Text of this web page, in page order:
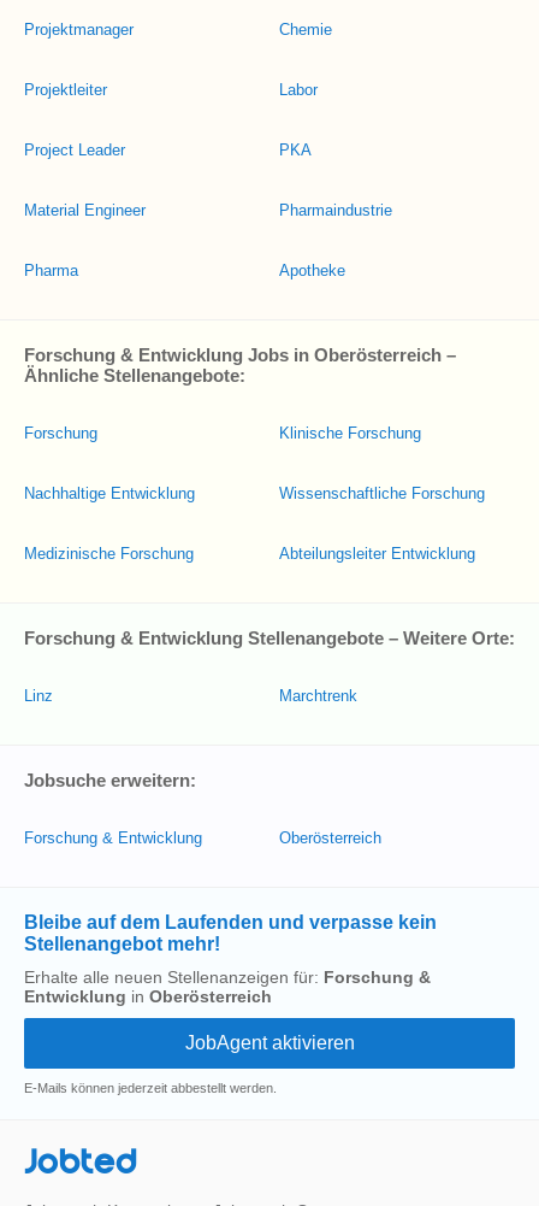
Projektmanager
Projektleiter
Project Leader
Material Engineer
Pharma
Chemie
Labor
PKA
Pharmaindustrie
Apotheke
Forschung & Entwicklung Jobs in Oberösterreich –
Ähnliche Stellenangebote:
Forschung
Nachhaltige Entwicklung
Medizinische Forschung
Klinische Forschung
Wissenschaftliche Forschung
Abteilungsleiter Entwicklung
Forschung & Entwicklung Stellenangebote – Weitere Orte:
Linz Marchtrenk
Jobsuche erweitern:
Forschung & Entwicklung Oberösterreich
Bleibe auf dem Laufenden und verpasse kein
Stellenangebot mehr!
Erhalte alle neuen Stellenanzeigen für: Forschung &
Entwicklung in Oberösterreich
E-Mails können jederzeit abbestellt werden.
Jobted